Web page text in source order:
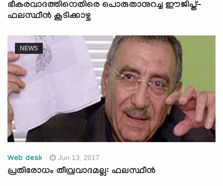
ഭീകരവാദത്തിനെതിരെ പൊരുതാനുറച്ച ഈജിപ്ത്-
ഫലസ്ഥീന്‍ കൂടിക്കാഴ്ച
NEWS
Web desk Jun 13, 2017
പ്രതിരോധം തീവ്രവാദമല്ല: ഫലസ്ഥീന്‍